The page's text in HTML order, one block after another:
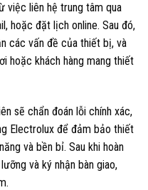
việc liên hệ trung tâm qua
hoặc đặt lịch online. Sau đó,
các vấn đề của thiết bị, và
hoặc khách hàng mang thiết
sẽ chẩn đoán lỗi chính xác,
Electrolux để đảm bảo thiết
và bền bỉ. Sau khi hoàn
và ký nhận bàn giao,